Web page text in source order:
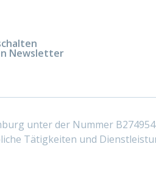
Newsletter
unter der Nummer B274954
Tätigkeiten und